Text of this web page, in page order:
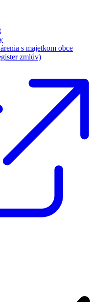
s majetkom obce
zmlúv)